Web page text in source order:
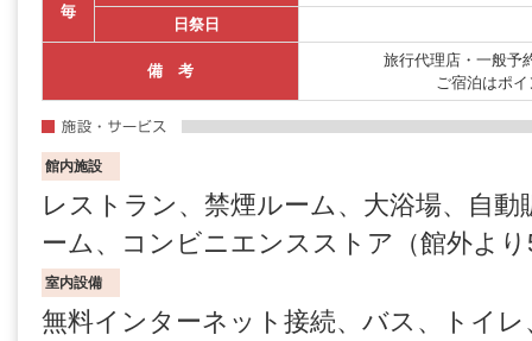
毎
日祭日
備 考
旅行代理店・一般予
ご宿泊はポ
館内施設
レストラン、禁煙ルーム、大浴場、自
ーム、コンビニエンスストア（館外よ
室内設備
無料インターネット接続、バス、トイ